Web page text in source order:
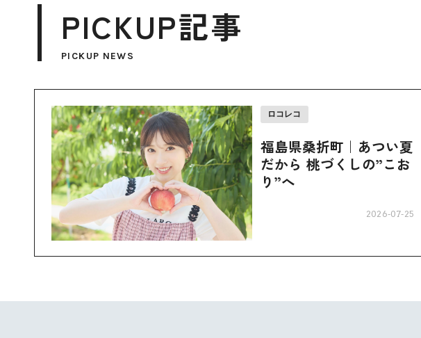
PICKUP記事
PICKUP NEWS
ロコレコ
福島県桑折町｜あつい夏
だから 桃づくしの”こお
り”へ
2026-07-25